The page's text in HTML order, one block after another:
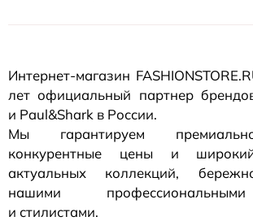
Интернет-магазин
лет официальный партнер
и Paul&Shark в России.
Мы гарантируем
конкурентные цены и
актуальных коллекций,
нашими
и стилистами.